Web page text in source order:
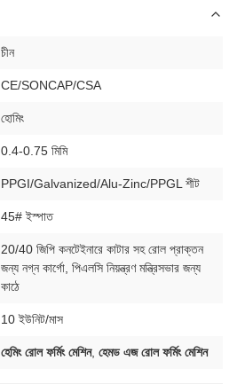
চীন
CE/SONCAP/CSA
হোমিং
0.4-0.75 মিমি
PPGI/Galvanized/Alu-Zinc/PPGL শীট
45# ইস্পাত
20/40 জিপি কনটেইনারে কাটার সহ রোল প্রাক্তন
জন্য নগ্ন কার্গো, পিএলসি নিয়ন্ত্রণ মন্ত্রিসভার জন্য
কাঠে
10 ইউনিট/মাস
হেমিং রোল ফর্মিং মেশিন,হেমড এজ রোল ফর্মিং মেশিন